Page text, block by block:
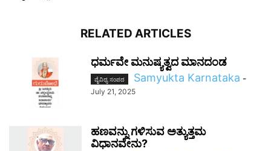
RELATED ARTICLES
ಧರ್ಮವೇ ಮನುಷ್ಯತ್ವದ ಮಾನದಂಡ
ವೈವಿಧ್ಯ ಸಂಪದ Samyukta Karnataka -
July 21, 2025
ಹಣವನ್ನು ಗಳಿಸುವ ಅತ್ಯುತ್ತಮ
ವಿಧಾನವೇನು?